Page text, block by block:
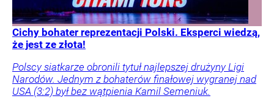
Cichy bohater reprezentacji Polski. Eksperci wiedzą,
że jest ze złota!
Polscy siatkarze obronili tytuł najlepszej drużyny Ligi
Narodów. Jednym z bohaterów finałowej wygranej nad
USA (3:2) był bez wątpienia Kamil Semeniuk.